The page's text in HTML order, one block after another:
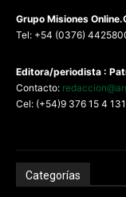
Grupo Misiones
Tel: +54 (0376)
Editora/periodista :
Contacto:
Cel: (+54)9 376 15 4
Categorías